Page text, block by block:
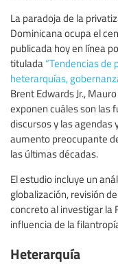
La paradoja de la
Dominicana ocupa el
publicada hoy en línea
titulada “Tendencias de
heterarquías,
Brent Edwards Jr.,
exponen cuáles son las
discursos y las agendas
aumento preocupante
las últimas décadas.
El estudio incluye un
globalización, revisión
concreto al investigar la
influencia de la
Heterarquía